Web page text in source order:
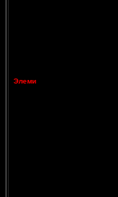
Элеми